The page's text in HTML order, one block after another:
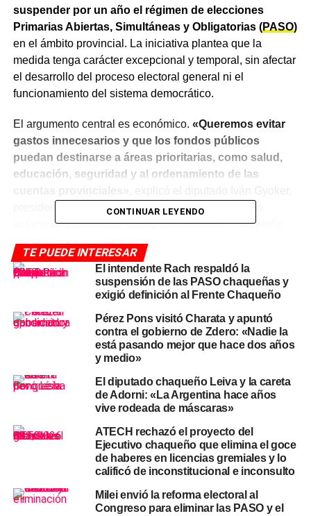
suspender por un año el régimen de elecciones
Primarias Abiertas, Simultáneas y Obligatorias (PASO)
en el ámbito provincial. La iniciativa plantea que la
medida tenga carácter excepcional y temporal, sin afectar
el desarrollo del proceso electoral general ni el
funcionamiento del sistema democrático.
El argumento central es económico. «Queremos evitar
gastos innecesarios y que los fondos públicos
puedan destinarse a áreas prioritarias, como salud,
educación, seguridad y al ordenamiento de las
presidente del bloque y uno de los impulsores más
activos de este debate dentro del oficialismo chaqueño.
continuaría realizándose dentro de cada fuerza política,
de acuerdo con sus propias normativas internas.
Desde el bloque también señalaron un argumento de
participación ciudadana: la repetición de elecciones
genera desgaste en el electorado, lo que se refleja en
una menor concurrencia con el paso del tiempo.
resultar agotadora para la ciudadanía», indicaron.
Una medida que el Chaco ya
de 2024, la
Legislatura chaqueñaya aprobó la
CONTINUAR LEYENDO
TE PUEDE INTERESAR
El intendente Rach respaldó la
suspensión de las PASO chaqueñas y
exigió definición al Frente Chaqueño
Pérez Pons visitó Charata y apuntó
contra el gobierno de Zdero: «Nadie la
está pasando mejor que hace dos años
y medio»
El diputado chaqueño Leiva y la careta
de Adorni: «La Argentina hace años
vive rodeada de máscaras»
ATECH rechazó el proyecto del
Ejecutivo chaqueño que elimina el goce
de haberes en licencias gremiales y lo
calificó de inconstitucional e inconsulto
Milei envió la reforma electoral al
Congreso para eliminar las PASO y el